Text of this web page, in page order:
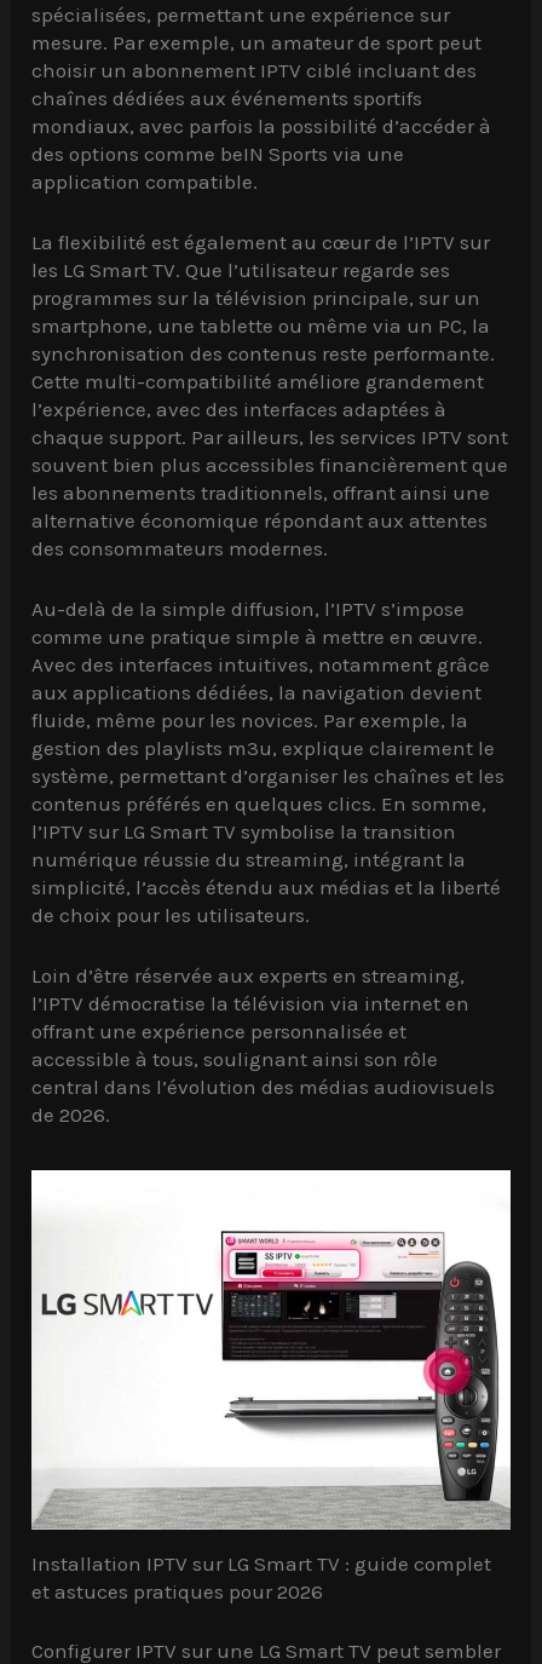
spécialisées, permettant une expérience sur
mesure. Par exemple, un amateur de sport peut
choisir un abonnement IPTV ciblé incluant des
chaînes dédiées aux événements sportifs
mondiaux, avec parfois la possibilité d’accéder à
des options comme beIN Sports via une
application compatible.
La flexibilité est également au cœur de l’IPTV sur
les LG Smart TV. Que l’utilisateur regarde ses
programmes sur la télévision principale, sur un
smartphone, une tablette ou même via un PC, la
synchronisation des contenus reste performante.
Cette multi-compatibilité améliore grandement
l’expérience, avec des interfaces adaptées à
chaque support. Par ailleurs, les services IPTV sont
souvent bien plus accessibles financièrement que
les abonnements traditionnels, offrant ainsi une
alternative économique répondant aux attentes
des consommateurs modernes.
Au-delà de la simple diffusion, l’IPTV s’impose
comme une pratique simple à mettre en œuvre.
Avec des interfaces intuitives, notamment grâce
aux applications dédiées, la navigation devient
fluide, même pour les novices. Par exemple, la
gestion des playlists m3u, explique clairement le
système, permettant d’organiser les chaînes et les
contenus préférés en quelques clics. En somme,
l’IPTV sur LG Smart TV symbolise la transition
numérique réussie du streaming, intégrant la
simplicité, l’accès étendu aux médias et la liberté
de choix pour les utilisateurs.
Loin d’être réservée aux experts en streaming,
l’IPTV démocratise la télévision via internet en
offrant une expérience personnalisée et
accessible à tous, soulignant ainsi son rôle
central dans l’évolution des médias audiovisuels
de 2026.
Installation IPTV sur LG Smart TV : guide complet
et astuces pratiques pour 2026
Configurer IPTV sur une LG Smart TV peut sembler